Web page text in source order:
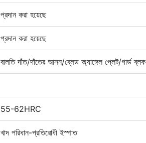
প্রদান করা হয়েছে
প্রদান করা হয়েছে
বালতি দাঁত/দাঁতের আসন/ব্লেড অ্যাঙ্গেল প্লেট/গার্ড ব্লক
55-62HRC
খাদ পরিধান-প্রতিরোধী ইস্পাত